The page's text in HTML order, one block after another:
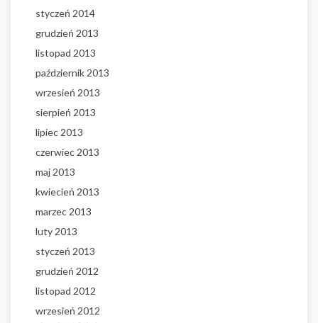
styczeń 2014
grudzień 2013
listopad 2013
październik 2013
wrzesień 2013
sierpień 2013
lipiec 2013
czerwiec 2013
maj 2013
kwiecień 2013
marzec 2013
luty 2013
styczeń 2013
grudzień 2012
listopad 2012
wrzesień 2012